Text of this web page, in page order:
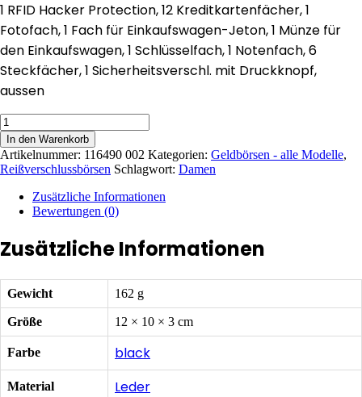
1 RFID Hacker Protection, 12 Kreditkartenfächer, 1
Fotofach, 1 Fach für Einkaufswagen-Jeton, 1 Münze für
den Einkaufswagen, 1 Schlüsselfach, 1 Notenfach, 6
Steckfächer, 1 Sicherheitsverschl. mit Druckknopf,
aussen
Damen
Reißverschluss-
Börse
Menge
In den Warenkorb
Artikelnummer: 116490 002 Kategorien: Geldbörsen - alle Modelle,
Reißverschlussbörsen Schlagwort: Damen
Zusätzliche Informationen
Bewertungen (0)
Zusätzliche Informationen
Gewicht 162 g
Größe 12 × 10 × 3 cm
Farbe black
Material Leder